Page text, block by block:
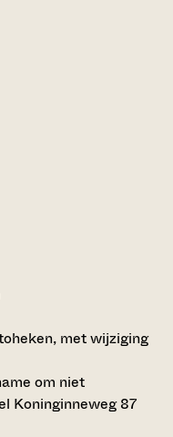
met wijziging
om niet
Koninginneweg 87